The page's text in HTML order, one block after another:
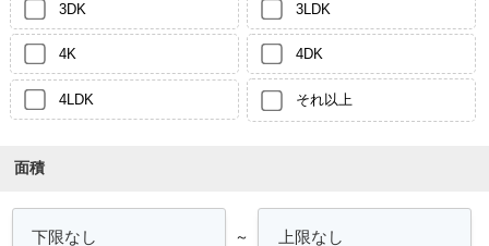
3DK 3LDK
4K 4DK
4LDK それ以上
面積
～